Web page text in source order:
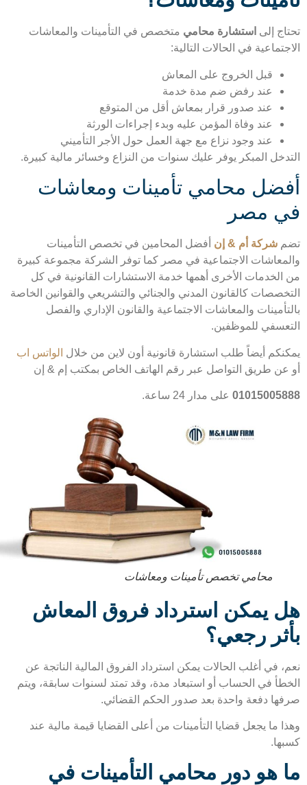
إلى استشارة محاميمتخصص في التأمينات والمعاشات
في الحالات التالية:
قبل الخروج على المعاش
عند رفض ضم مدة خدمة
عند صدور قرار بمعاش أقل من المتوقع
عند وفاة المؤمن عليه وبدء إجراءات الورثة
عند وجود نزاع مع جهة العمل حول الأجر التأميني
المبكر يوفر عليك سنوات من النزاع وخسائر مالية كبيرة.
محامي تأمينات ومعاشات
مصر
شركة أم & إنأفضل المحامين في تخصص التأمينات
الاجتماعية في مصر كما توفر الشركة مجموعة كبيرة
الأخرى أهمها خدمة الاستشارات القانونية في كل
كالقانون المدني والجنائي والتشريعي والقوانين الخاصة
والمعاشات الاجتماعية والقانون الإداري والفصل
للموظفين.
أيضاً طلب استشارة قانونية أون لاين من خلالالواتس اب
طريق التواصل عبر رقم الهاتف الخاص بمكتب إم & إن
على مدار 24 ساعة.
محامي تخصص تأمينات ومعاشات
يمكن استرداد فروق المعاش
رجعي؟
في أغلب الحالات يمكن استرداد الفروق المالية الناتجة عن
في الحساب أو استبعاد مدة، وقد تمتد لسنوات سابقة، ويتم
دفعة واحدة بعد صدور الحكم القضائي.
ما يجعل قضايا التأمينات من أعلى القضايا قيمة مالية عند
هو دور محامي التأمينات في